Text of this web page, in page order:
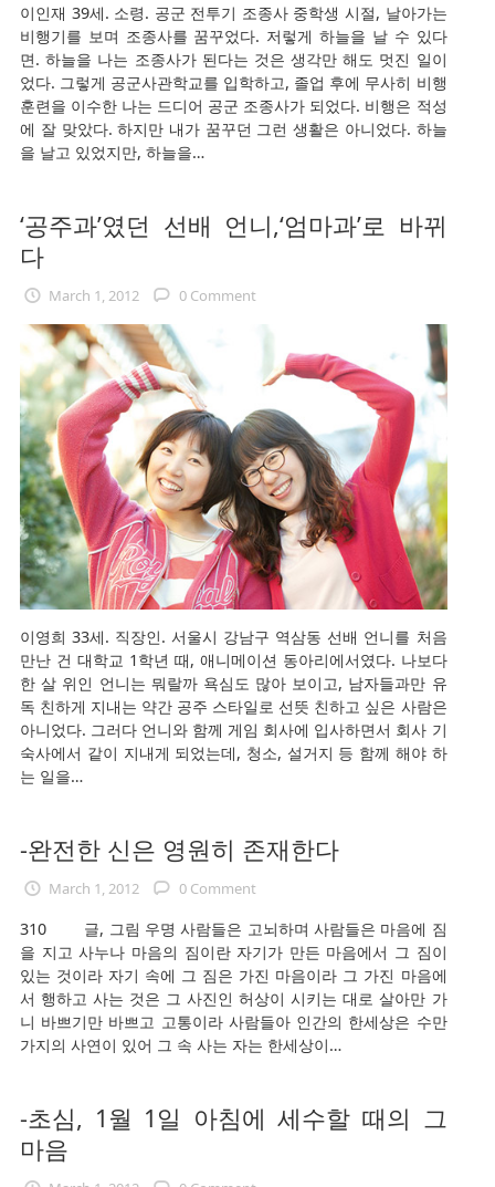
이인재 39세. 소령. 공군 전투기 조종사 중학생 시절, 날아가는
비행기를 보며 조종사를 꿈꾸었다. 저렇게 하늘을 날 수 있다
면. 하늘을 나는 조종사가 된다는 것은 생각만 해도 멋진 일이
었다. 그렇게 공군사관학교를 입학하고, 졸업 후에 무사히 비행
훈련을 이수한 나는 드디어 공군 조종사가 되었다. 비행은 적성
에 잘 맞았다. 하지만 내가 꿈꾸던 그런 생활은 아니었다. 하늘
을 날고 있었지만, 하늘을…
‘공주과’였던 선배 언니,‘엄마과’로 바뀌
다
March 1, 2012 0 Comment
이영희 33세. 직장인. 서울시 강남구 역삼동 선배 언니를 처음
만난 건 대학교 1학년 때, 애니메이션 동아리에서였다. 나보다
한 살 위인 언니는 뭐랄까 욕심도 많아 보이고, 남자들과만 유
독 친하게 지내는 약간 공주 스타일로 선뜻 친하고 싶은 사람은
아니었다. 그러다 언니와 함께 게임 회사에 입사하면서 회사 기
숙사에서 같이 지내게 되었는데, 청소, 설거지 등 함께 해야 하
는 일을…
-완전한 신은 영원히 존재한다
March 1, 2012 0 Comment
310 글, 그림 우명 사람들은 고뇌하며 사람들은 마음에 짐
을 지고 사누나 마음의 짐이란 자기가 만든 마음에서 그 짐이
있는 것이라 자기 속에 그 짐은 가진 마음이라 그 가진 마음에
서 행하고 사는 것은 그 사진인 허상이 시키는 대로 살아만 가
니 바쁘기만 바쁘고 고통이라 사람들아 인간의 한세상은 수만
가지의 사연이 있어 그 속 사는 자는 한세상이…
-초심, 1월 1일 아침에 세수할 때의 그
마음